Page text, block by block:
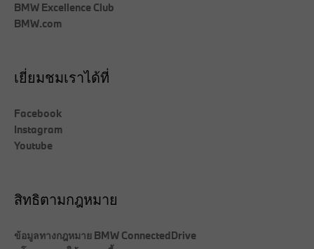
BMW Excellence Club
BMW.com
เยี่ยมชมเราได้ที่
Facebook
Instagram
Youtube
สิทธิตามกฎหมาย
ข้อมูลทางกฎหมาย BMW ConnectedDrive